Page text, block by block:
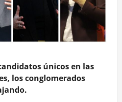
únicos en las
los conglomerados